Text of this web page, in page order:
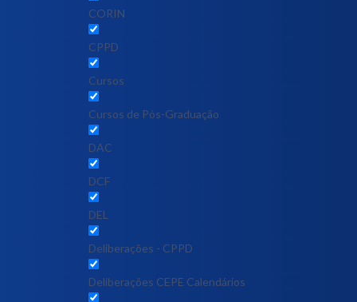
CORIN
CPPD
Cursos
Cursos de Pós-Graduação
DAC
DCF
DEL
Deliberações - CPPD
Deliberações CEPE Calendários